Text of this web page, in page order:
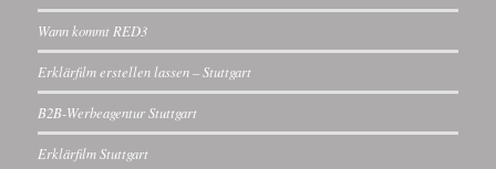
Wann kommt RED3
Erklärfilm erstellen lassen – Stuttgart
B2B-Werbeagentur Stuttgart
Erklärfilm Stuttgart